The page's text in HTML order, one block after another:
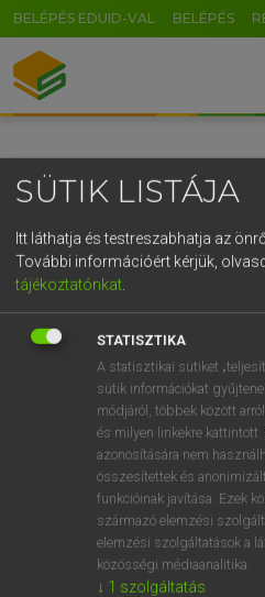
BELÉPÉS EDUID-VAL BELÉPÉS
SÜTIK LISTÁJA
Itt láthatja és testreszabhatja az
További információért kérjük,
tájékoztatónkat
STATISZTIKA
A statisztikai sütiket
sütik információkat
módjáról, többek között
és milyen linkekre
azonosítására nem
összesítettek és
funkcióinak javítása. Ezek
származó elemzési
elemzési szolgáltatások a
közösségi médiaanalitika.
↓ 1 szolgáltatás
GR
5
g h k l
v b n m , .